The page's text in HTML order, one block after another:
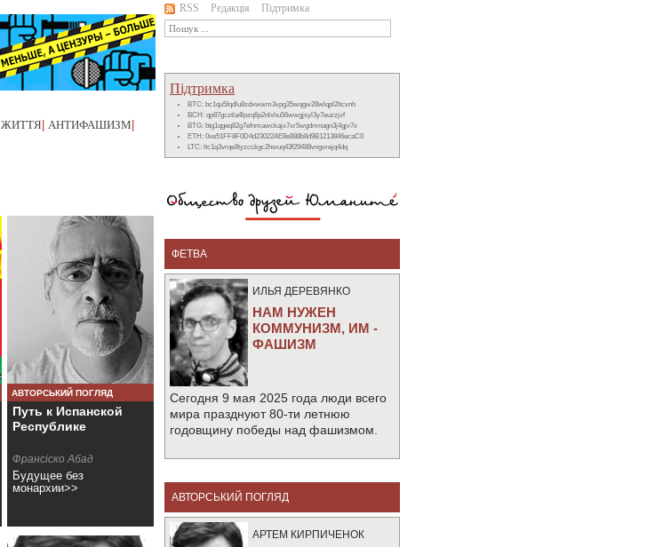
ЖИТТЯ АНТИФАШИЗМ
АВТОРСЬКИЙ ПОГЛЯД
Путь к Испанской
Республике
Франсіско Абад
Будущее без
монархии>>
RSS Редакція Підтримка
Підтримка
BTC: bc1qu5fqdlu8zdxwwm3vpg35wqgw28wlqpl2ltcvnh
BCH: qp87gcztla4lpzq6p2nlxhu56wwgjsyl3y7euzzjvf
BTG: btg1qgeq82g7efnmawckajx7xr5wgdmnagn3j4gjv7x
ETH: 0xe51FF8F0D4d23022AE8e888b8d9B1213846ecaC0
LTC: ltc1q3vrqe8tyzcckgc2hwuq43f29488vngvrejq4dq
ФЕТВА
ИЛЬЯ ДЕРЕВЯНКО
НАМ НУЖЕН
КОММУНИЗМ, ИМ -
ФАШИЗМ
Сегодня 9 мая 2025 года люди всего
мира празднуют 80-ти летнюю
годовщину победы над фашизмом.
АВТОРСЬКИЙ ПОГЛЯД
АРТЕМ КИРПИЧЕНОК